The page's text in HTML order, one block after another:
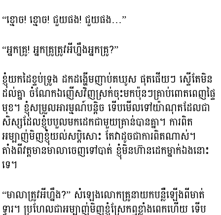
“ខ្មោច! ខ្មោច! ជួយផង! ជួយផង…”
“អ្នកគ្រូ! អ្នកគ្រូត្រូវអីហ្នឹងអ្នកគ្រូ?”
ខ្ញុំយកដៃខ្ទប់ទ្រូង ដកដង្ហើមញាប់គឃូស ផុតផើយៗ ស្ទើតែមិន
ដល់គ្នា ចំណែកឯញើសវិញស្រក់ចុះមកប៉ុនៗគ្រាប់ពោតពេញផ្ទៃ
មុខ។ ខ្ញុំសម្រួលអារម្មណ៍បន្តិច ទើបមើលទៅយ៉ាណុតដែលជា
សិស្សដែលខ្ញុំបបួលមកដេកជាមួយគ្រាន់បានគ្នា។ ការពិត
អម្បាញ់មិញខ្ញុំយល់សប្តិសោះ តែវាដូចជាការពិតណាស់។
តាំងពីវត្តមានមាលាចេញទៅបាត់ ខ្ញុំមិនហ៊ានដេកម្នាក់ឯងនោះ
ទេ។
“មាលាត្រូវអីហ្នឹង?” សំឡេងលោកគ្រូនាយកបន្លឺឡើងពីមាត់
ទ្វារ។ ប្រហែលជាអម្បាញ់មិញខ្ញុំស្រែកឮខ្លាំងពេកហើយ ទើប